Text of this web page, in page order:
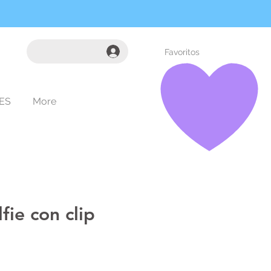
Favoritos
More
con clip